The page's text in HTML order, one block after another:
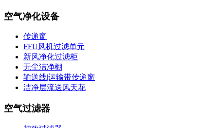
空气净化设备
传递窗
FFU风机过滤单元
新风净化过滤柜
无尘洁净棚
输送线|运输带传递窗
洁净层流送风天花
空气过滤器